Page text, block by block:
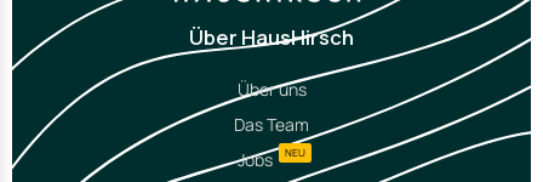
Über HausHirsch
Über uns
Das Team
Jobs
NEU